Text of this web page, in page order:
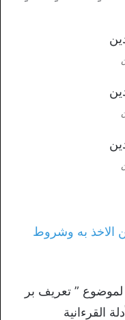
الاخذ به وشروط
” تعريف بر
القرءانية